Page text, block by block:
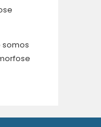
somos